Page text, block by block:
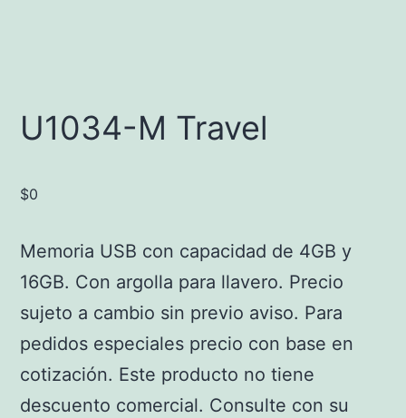
U1034-M Travel
$0
Memoria USB con capacidad de 4GB y
16GB. Con argolla para llavero. Precio
sujeto a cambio sin previo aviso. Para
pedidos especiales precio con base en
cotización. Este producto no tiene
descuento comercial. Consulte con su